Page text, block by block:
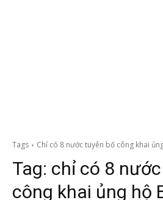
Tags Chỉ có 8 nước tuyên bố công khai
Tag: chỉ có 8
công khai ủng hộ